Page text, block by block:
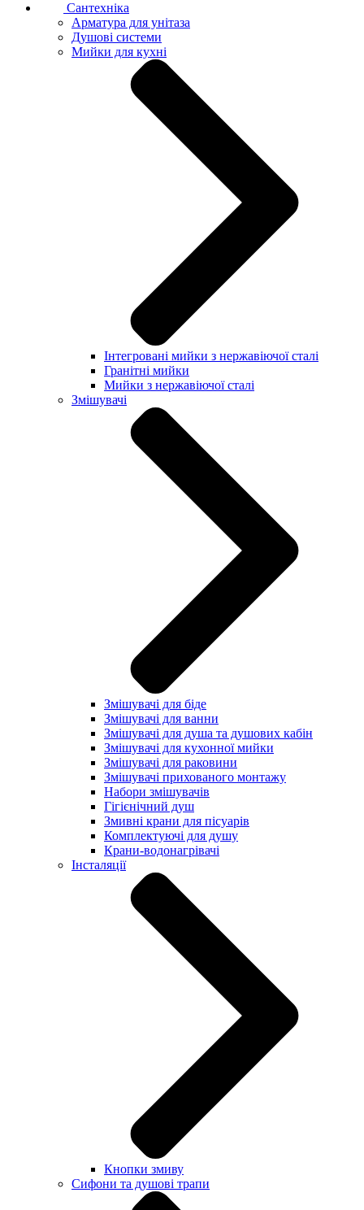
Сантехніка
Арматура для унітаза
Душові системи
Мийки для кухні
Інтегровані мийки з нержавіючої сталі
Гранітні мийки
Мийки з нержавіючої сталі
Змішувачі
Змішувачі для біде
Змішувачі для ванни
Змішувачі для душа та душових кабін
Змішувачі для кухонної мийки
Змішувачі для раковини
Змішувачі прихованого монтажу
Набори змішувачів
Гігієнічний душ
Змивні крани для пісуарів
Комплектуючі для душу
Крани-водонагрівачі
Інсталяції
Кнопки змиву
Сифони та душові трапи